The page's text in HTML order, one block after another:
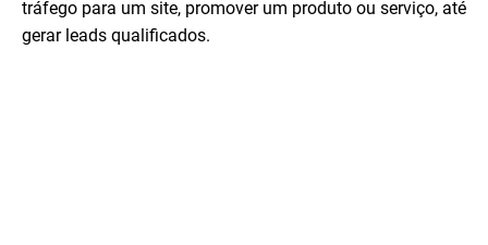
tráfego para um site, promover um produto ou serviço, até
gerar leads qualificados.